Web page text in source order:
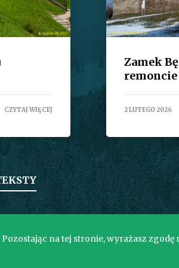
CZYTAJ WIĘCEJ
Zamek
remoncie
2 LUTEGO 2026
na tej stronie, wyrażasz